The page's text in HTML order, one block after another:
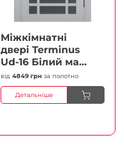
Міжкімнатні
двері Terminus
Ud-16 Білий мат
(Термінус) Сатин
білий Плівка
від 4849 грн за полотно
Детальніше